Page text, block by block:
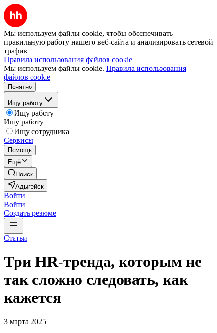
Мы используем файлы cookie, чтобы обеспечивать
правильную работу нашего веб-сайта и анализировать сетевой
трафик.
Правила использования файлов cookie
Мы используем файлы cookie. Правила использования
файлов cookie
Понятно
Ищу работу
Ищу работу
Ищу работу
Ищу сотрудника
Сервисы
Помощь
Ещё
Поиск
Адыгейск
Войти
Войти
Создать резюме
Статьи
Три HR-тренда, которым не
так сложно следовать, как
кажется
3 марта 2025